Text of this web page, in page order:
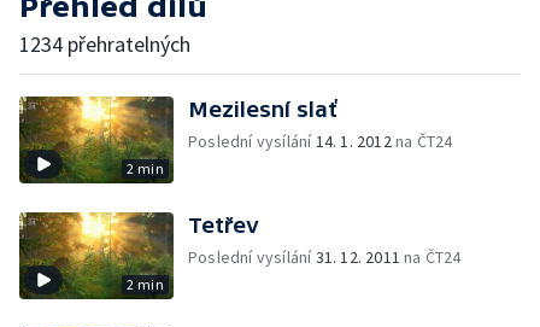
Přehled dílů
1234 přehratelných
2 min
Mezilesní slať
Poslední vysílání14. 1. 2012na ČT24
2 min
Tetřev
Poslední vysílání31. 12. 2011 na ČT24